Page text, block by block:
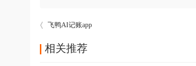
飞鸭AI记账app
相关推荐